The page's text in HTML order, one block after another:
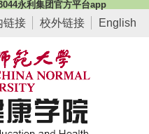
永利集团官方平台app
链接 校外链接 English